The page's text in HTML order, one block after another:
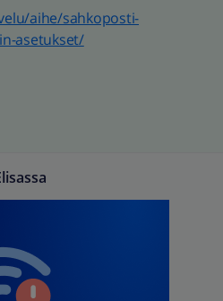
aihe/sahkoposti-
asetukset/